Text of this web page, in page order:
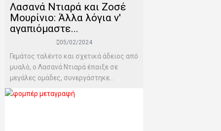
Λασανά Ντιαρά και Ζοσέ
Μουρίνιο: Άλλα λόγια ν'
αγαπιόμαστε...
05/02/2024
Γεμάτος ταλέντο και σχετικά άδειος από
μυαλό, ο Λασανά Ντιαρά έπαιξε σε
μεγάλες ομάδες, συνεργάστηκε...